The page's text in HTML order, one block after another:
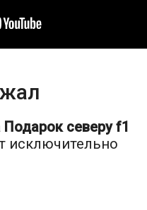
Подарок северу f1
исключительно